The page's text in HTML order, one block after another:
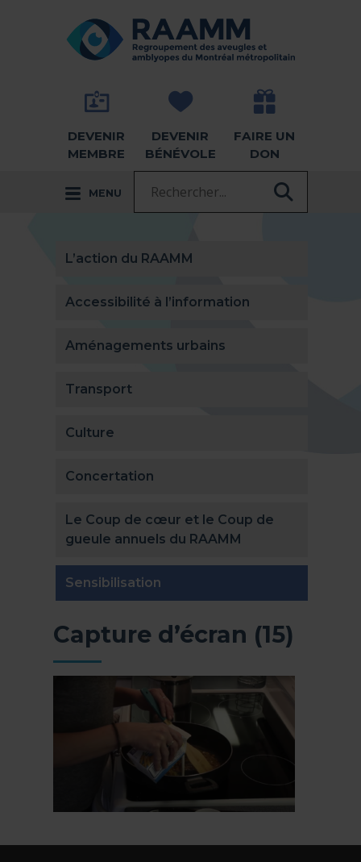
RETOUR À LA PAGE D'ACCUEIL -
DEVENIR
MEMBRE
DEVENIR
BÉNÉVOLE
FAIRE UN
DON
MENU
L’action du RAAMM
Accessibilité à l’information
Aménagements urbains
Transport
Culture
Concertation
Le Coup de cœur et le Coup de
gueule annuels du RAAMM
Sensibilisation
Capture d’écran (15)